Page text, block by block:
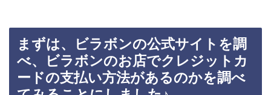
まずは、ビラボンの公式サイトを調
べ、ビラボンのお店でクレジットカ
ードの支払い方法があるのかを調べ